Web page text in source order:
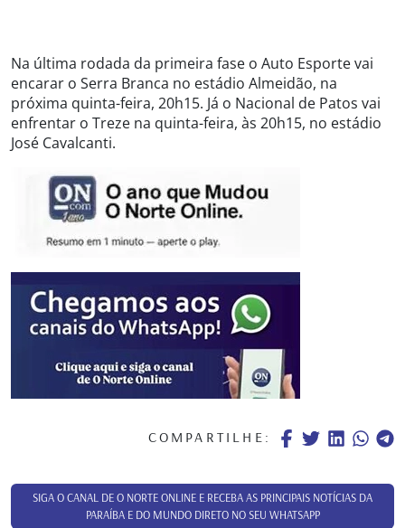
Na última rodada da primeira fase o Auto Esporte vai
encarar o Serra Branca no estádio Almeidão, na
próxima quinta-feira, 20h15. Já o Nacional de Patos vai
enfrentar o Treze na quinta-feira, às 20h15, no estádio
José Cavalcanti.
COMPARTILHE:
SIGA O CANAL DE O NORTE ONLINE E RECEBA AS PRINCIPAIS NOTÍCIAS DA
PARAÍBA E DO MUNDO DIRETO NO SEU WHATSAPP